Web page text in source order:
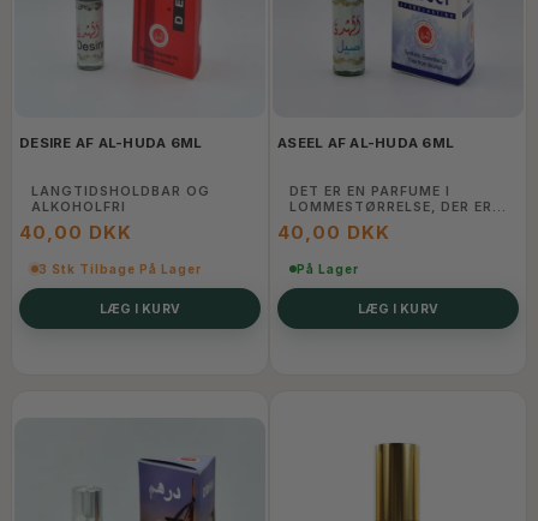
DESIRE AF AL-HUDA 6ML
LANGTIDSHOLDBAR OG
ALKOHOLFRI
40,00 DKK
3 Stk Tilbage På Lager
LÆG I KURV
ASEEL AF AL-HUDA 6ML
DET ER EN PARFUME I
LOMMESTØRRELSE, DER ER
NEM AT HAVE MED OVERALT
UDEN TØVEN. 24 HOUR
40,00 DKK
På Lager
LÆG I KURV